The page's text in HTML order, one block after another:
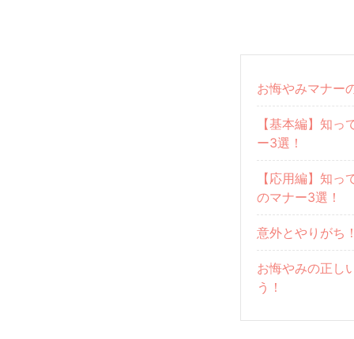
お悔やみマナー
【基本編】知
ー3選！
【応用編】知
のマナー3選！
意外とやりがち
お悔やみの正し
う！